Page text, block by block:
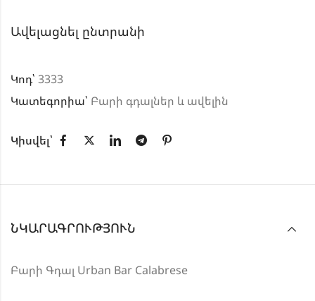
Ավելացնել ընտրանի
Կոդ՝ 3333
Կատեգորիա՝ Բարի գդալներ և ավելին
Կիսվել՝
ՆԿԱՐԱԳՐՈՒԹՅՈՒՆ
Բարի Գդալ Urban Bar Calabrese